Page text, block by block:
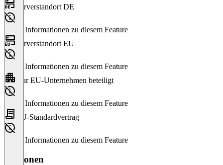
Serverstandort DE
Keine Informationen zu diesem Feature
Serverstandort EU
Keine Informationen zu diesem Feature
Nur EU-Unternehmen beteiligt
Keine Informationen zu diesem Feature
EU-Standardvertrag
Keine Informationen zu diesem Feature
Versionen